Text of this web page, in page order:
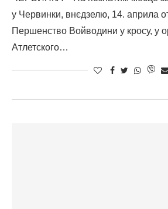
у Червинки, внєдзелю, 14. априла
Першенство Войводини у кросу, у
Атлетского…